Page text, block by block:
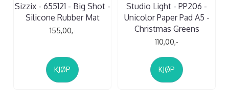
Sizzix - 655121 - Big Shot -
Silicone Rubber Mat
155,00,-
KJØP
Studio Light - PP206 -
Unicolor Paper Pad A5 -
Christmas Greens
110,00,-
KJØP